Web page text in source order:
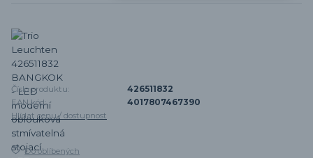
Číslo produktu:
426511832
EAN kód:
4017807467390
Hlídat cenu / dostupnost
Do oblíbených